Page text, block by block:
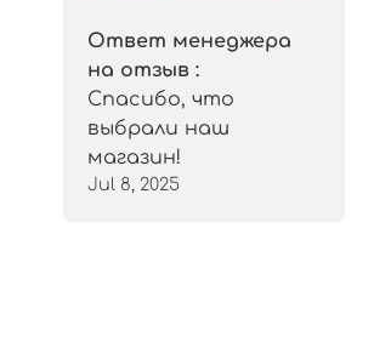
Ответ менеджера
на отзыв :
Спасибо, что
выбрали наш
магазин!
Jul 8, 2025